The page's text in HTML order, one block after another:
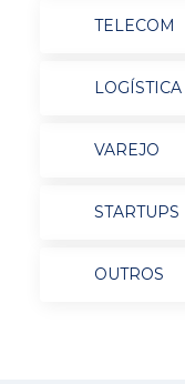
TELECOM
LOGÍSTICA
VAREJO
STARTUPS
OUTROS